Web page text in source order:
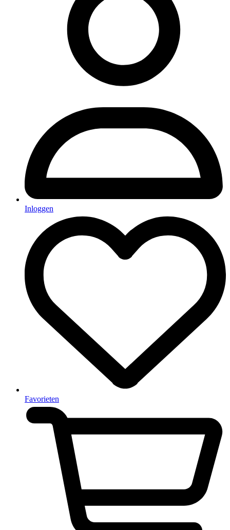
Inloggen
Favorieten